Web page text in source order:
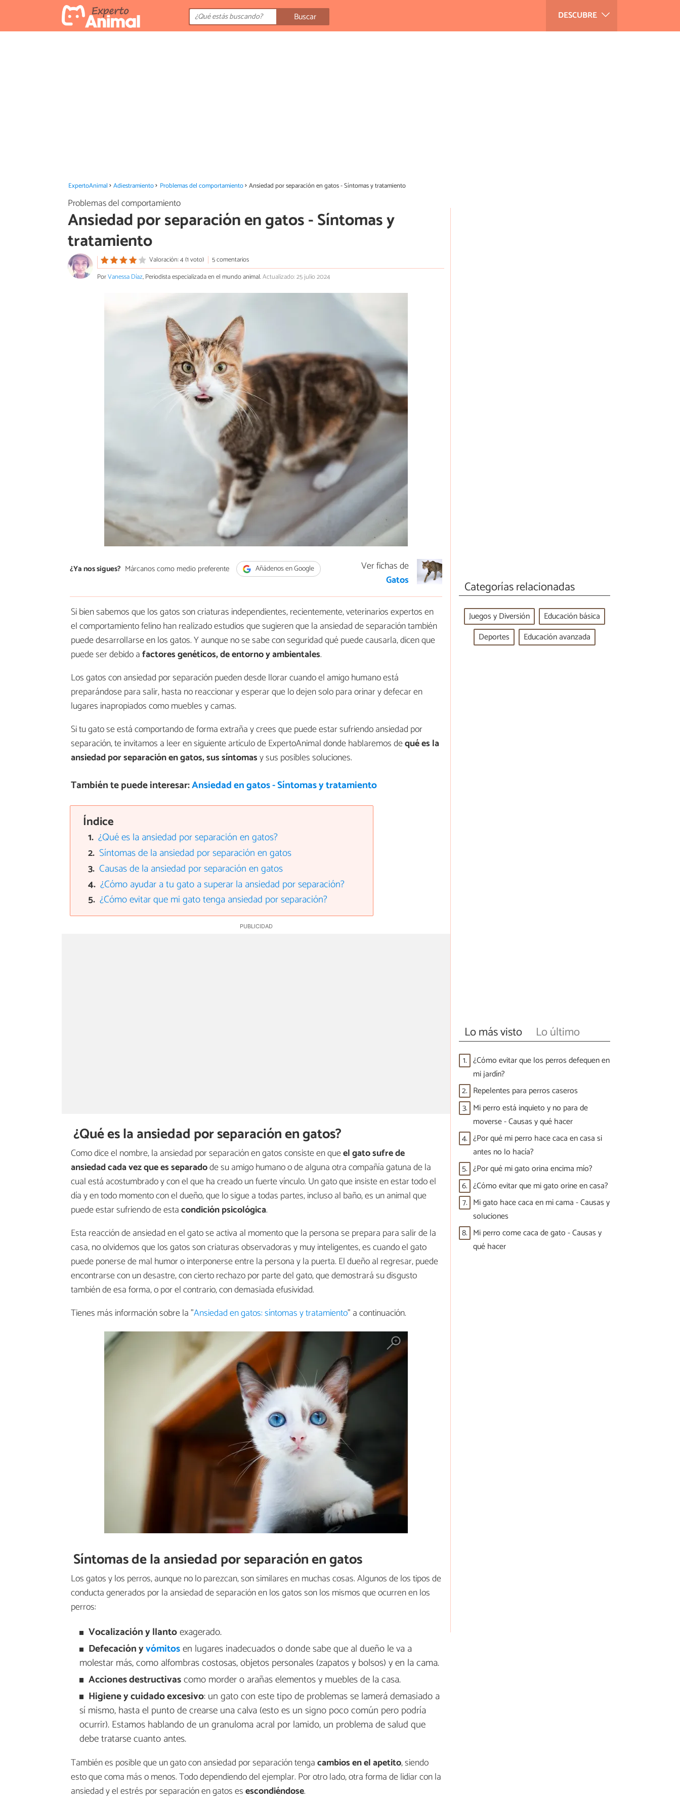
DESCUBRE
Buscar
ExpertoAnimal Adiestramiento Problemas del comportamiento Ansiedad por separación en gatos - Síntomas y tratamiento
Problemas del comportamiento
Ansiedad por separación en gatos - Síntomas y
tratamiento
Valoración: 4 (1 voto)
5 comentarios
PorVanessa Díaz, Periodista especializada en el mundo animal.Actualizado: 25 julio 2024
¿Ya nos sigues? Márcanos como medio preferente Añádenos en Google
Ver fichas de
Gatos
Si bien sabemos que los gatos son criaturas independientes, recientemente, veterinarios expertos en
el comportamiento felino han realizado estudios que sugieren que la ansiedad de separación también
puede desarrollarse en los gatos. Y aunque no se sabe con seguridad qué puede causarla, dicen que
puede ser debido afactores genéticos, de entorno y ambientales.
Los gatos con ansiedad por separación pueden desde llorar cuando el amigo humano está
preparándose para salir, hasta no reaccionar y esperar que lo dejen solo para orinar y defecar en
lugares inapropiados como muebles y camas.
Si tu gato se está comportando de forma extraña y crees que puede estar sufriendo ansiedad por
separación, te invitamos a leer en siguiente artículo de ExpertoAnimal donde hablaremos dequé es la
ansiedad por separación en gatos, sus síntomasy sus posibles soluciones.
También te puede interesar:Ansiedad en gatos - Síntomas y tratamiento
Índice
¿Qué es la ansiedad por separación en gatos?
Síntomas de la ansiedad por separación en gatos
Causas de la ansiedad por separación en gatos
¿Cómo ayudar a tu gato a superar la ansiedad por separación?
¿Cómo evitar que mi gato tenga ansiedad por separación?
¿Qué es la ansiedad por separación en gatos?
Como dice el nombre, la ansiedad por separación en gatos consiste en queel gatosufre de
ansiedadcada vez que es separadode su amigo humano o de alguna otra compañía gatuna de la
cual está acostumbrado y con el que ha creado un fuerte vínculo. Un gato que insiste en estar todo el
día y en todo momento con el dueño, que lo sigue a todas partes, incluso al baño, es un animal que
puede estar sufriendo de estacondición psicológica.
Esta reacción de ansiedad en el gato se activa al momento que la persona se prepara para salir de la
casa, no olvidemos que los gatos son criaturas observadoras y muy inteligentes, es cuando el gato
puede ponerse de mal humor o interponerse entre la persona y la puerta. El dueño al regresar, puede
encontrarse con un desastre, con cierto rechazo por parte del gato, que demostrará su disgusto
también de esa forma, o por el contrario, con demasiada efusividad.
Tienes más información sobre la "Ansiedad en gatos: síntomas y tratamiento" a continuación.
Síntomas de la ansiedad por separación en gatos
Los gatos y los perros, aunque no lo parezcan, son similares en muchas cosas. Algunos de los tipos de
conducta generados por la ansiedad de separación en los gatos son los mismos que ocurren en los
perros:
Vocalización y llantoexagerado.
Defecación yvómitosen lugares inadecuados o donde sabe que al dueño le va a
molestar más, como alfombras costosas, objetos personales (zapatos y bolsos) y en la cama.
Acciones destructivascomo morder o arañas elementos y muebles de la casa.
Higiene y cuidado excesivo: un gato con este tipo de problemas se lamerá demasiado a
sí mismo, hasta el punto de crearse una calva (esto es un signo poco común pero podría
ocurrir). Estamos hablando de un granuloma acral por lamido, un problema de salud que
debe tratarse cuanto antes.
También es posible que un gato con ansiedad por separación tengacambios en el apetito, siendo
esto que coma más o menos. Todo dependiendo del ejemplar. Por otro lado, otra forma de lidiar con la
ansiedad y el estrés por separación en gatos esescondiéndose.
Categorías relacionadas
Juegos y Diversión
Educación básica
Deportes
Educación avanzada
Lo más visto Lo último
1. ¿Cómo evitar que los perros defequen en
mi jardín?
2. Repelentes para perros caseros
3. Mi perro está inquieto y no para de
moverse - Causas y qué hacer
4. ¿Por qué mi perro hace caca en casa si
antes no lo hacía?
5. ¿Por qué mi gato orina encima mío?
6. ¿Cómo evitar que mi gato orine en casa?
7. Mi gato hace caca en mi cama - Causas y
soluciones
8. Mi perro come caca de gato - Causas y
qué hacer